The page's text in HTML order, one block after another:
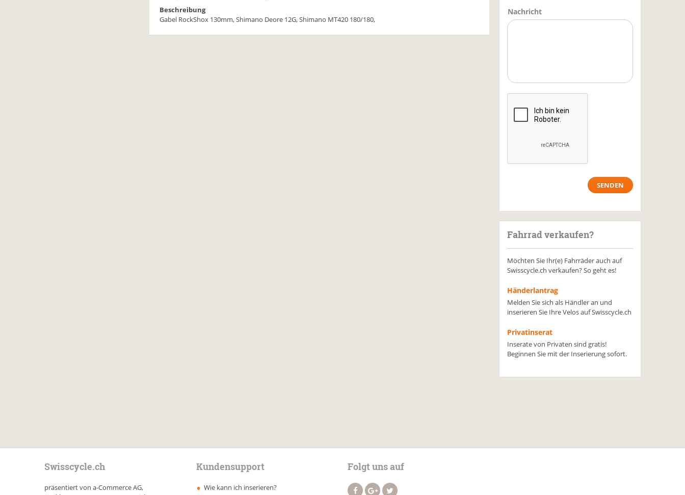
Beschreibung
Gabel RockShox 130mm, Shimano Deore 12G, Shimano MT420 180/180,
Nachricht
Fahrrad verkaufen?
Möchten Sie Ihr(e) Fahrräder auch auf
Swisscycle.ch verkaufen? So geht es!
Händerlantrag
Melden Sie sich als Händler an und
inserieren Sie Ihre Velos auf Swisscycle.ch
Privatinserat
Inserate von Privaten sind gratis!
Beginnen Sie mit der Inserierung sofort.
Swisscycle.ch
präsentiert von a-Commerce AG,
Kundensupport
Wie kann ich inserieren?
Folgt uns auf